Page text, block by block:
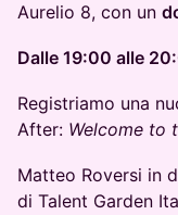
Aurelio 8, con un
Dalle 19:00 alle
Registriamo una
After: Welcome to
Matteo Roversi in
di Talent Garden